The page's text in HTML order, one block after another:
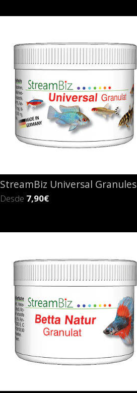
StreamBiz Universal Granules
Desde 7,90€